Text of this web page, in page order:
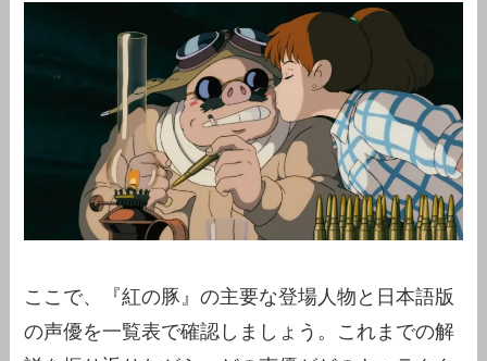
ここで、『紅の豚』の主要な登場人物と日本語版
の声優を一覧表で確認しましょう。これまでの解